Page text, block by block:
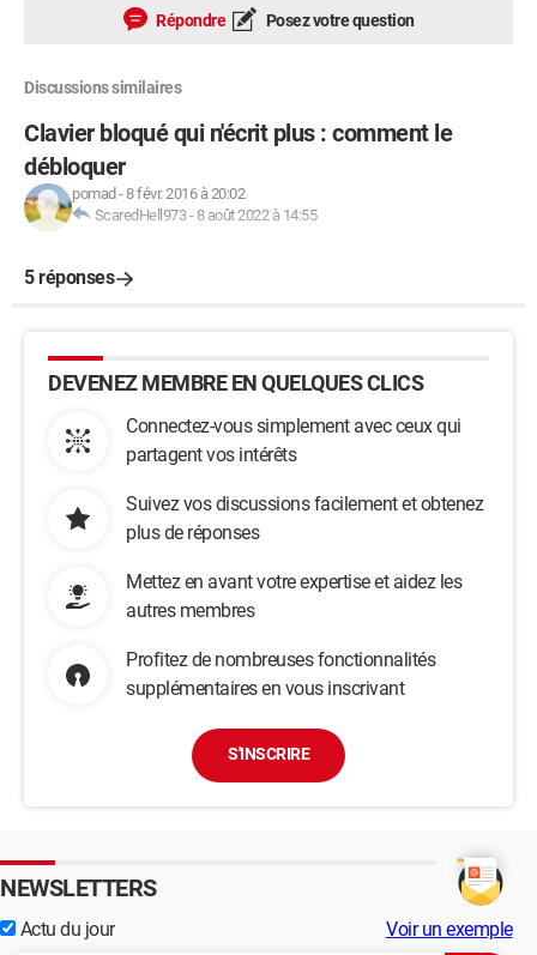
Répondre Posez votre question
Discussions similaires
Clavier bloqué qui n'écrit plus : comment le
débloquer
pomad -8 févr. 2016 à 20:02
ScaredHell973- 8 août 2022 à 14:55
5 réponses
DEVENEZ MEMBRE EN QUELQUES CLICS
Connectez-vous simplement avec ceux qui
partagent vos intérêts
Suivez vos discussions facilement et obtenez
plus de réponses
Mettez en avant votre expertise et aidez les
autres membres
Profitez de nombreuses fonctionnalités
supplémentaires en vous inscrivant
S'INSCRIRE
NEWSLETTERS
Actu du jour Voir un exemple